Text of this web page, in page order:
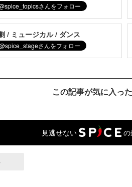
/ ミュージカル / ダンス
この記事が気に入っ
見逃せない の